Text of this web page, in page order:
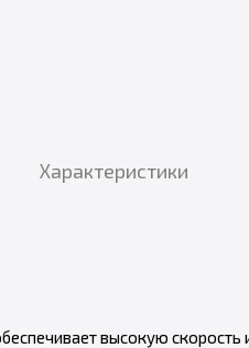
Характеристики
высокую скорость